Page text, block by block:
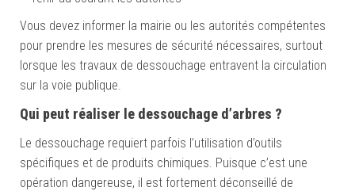
Vous devez informer la mairie ou les autorités compétentes
pour prendre les mesures de sécurité nécessaires, surtout
lorsque les travaux de dessouchage entravent la circulation
sur la voie publique.
Qui peut réaliser le dessouchage d’arbres ?
Le dessouchage requiert parfois l’utilisation d’outils
spécifiques et de produits chimiques. Puisque c’est une
opération dangereuse, il est fortement déconseillé de